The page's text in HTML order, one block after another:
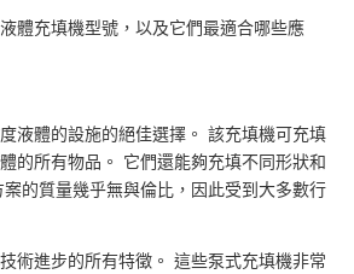
體充填機型號，以及它們最適合哪些應
液體的設施的絕佳選擇。 該充填機可充填
的所有物品。 它們還能夠充填不同形狀和
的質量幾乎無與倫比，因此受到大多數行
術進步的所有特徵。 這些泵式充填機非常